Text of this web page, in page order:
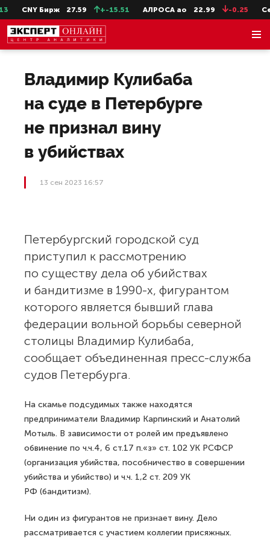
CNY Бирж 27.59 +-15.51 АЛРОСА ао 22.99 -0.25
Владимир Кулибаба
на суде в Петербурге
не признал вину
в убийствах
13 сен 2023 16:57
Петербургский городской суд
приступил к рассмотрению
по существу дела об убийствах
и бандитизме в 1990-х, фигурантом
которого является бывший глава
федерации вольной борьбы северной
столицы Владимир Кулибаба,
сообщает объединенная пресс-служба
судов Петербурга.
На скамье подсудимых также находятся
предприниматели Владимир Карпинский и Анатолий
Мотыль. В зависимости от ролей им предъявлено
обвинение по ч.ч.4, 6 ст.17 п.«з» ст. 102 УК РСФСР
(организация убийства, пособничество в совершении
убийства и убийство) и ч.ч. 1,2 ст. 209 УК
РФ (бандитизм).
Ни один из фигурантов не признает вину. Дело
рассматривается с участием коллегии присяжных.